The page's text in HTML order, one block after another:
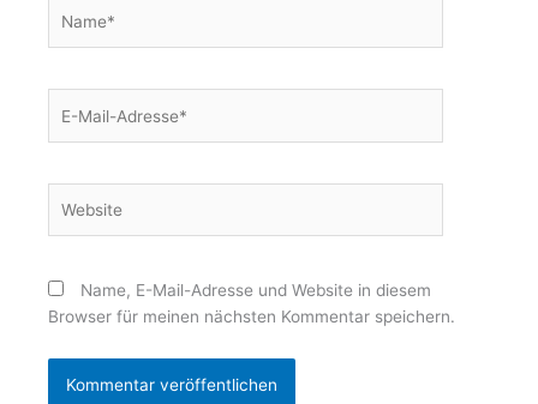
Mail-
Name, E-Mail-Adresse und Website in diesem
Browser für meinen nächsten Kommentar speichern.